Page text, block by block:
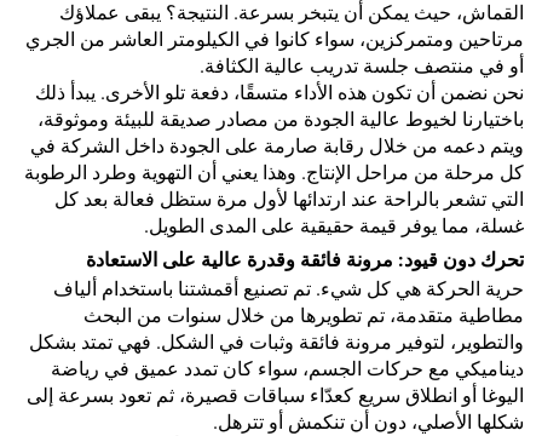
القماش، حيث يمكن أن يتبخر بسرعة. النتيجة؟ يبقى عملاؤك
مرتاحين ومتمركزين، سواء كانوا في الكيلومتر العاشر من الجري
أو في منتصف جلسة تدريب عالية الكثافة.
نحن نضمن أن تكون هذه الأداء متسقًا، دفعة تلو الأخرى. يبدأ ذلك
باختيارنا لخيوط عالية الجودة من مصادر صديقة للبيئة وموثوقة،
ويتم دعمه من خلال رقابة صارمة على الجودة داخل الشركة في
كل مرحلة من مراحل الإنتاج. وهذا يعني أن التهوية وطرد الرطوبة
التي تشعر بالراحة عند ارتدائها لأول مرة ستظل فعالة بعد كل
غسلة، مما يوفر قيمة حقيقية على المدى الطويل.
تحرك دون قيود: مرونة فائقة وقدرة عالية على الاستعادة
حرية الحركة هي كل شيء. تم تصنيع أقمشتنا باستخدام ألياف
مطاطية متقدمة، تم تطويرها من خلال سنوات من البحث
والتطوير، لتوفير مرونة فائقة وثبات في الشكل. فهي تمتد بشكل
ديناميكي مع حركات الجسم، سواء كان تمدد عميق في رياضة
اليوغا أو انطلاق سريع كعدّاء سباقات قصيرة، ثم تعود بسرعة إلى
شكلها الأصلي، دون أن تنكمش أو تترهل.